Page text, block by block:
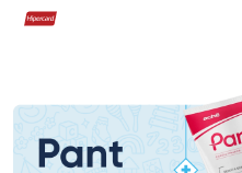
Hipercard
Promoção em